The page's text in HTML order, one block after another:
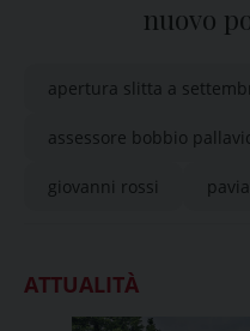
nuovo
apertura slitta a
assessore bobbio
giovanni rossi pavia
ATTUALITÀ